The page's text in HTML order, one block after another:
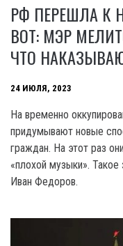
РФ ПЕРЕШЛА К
ВОТ: МЭР
ЧТО
24 ИЮЛЯ, 2023
На временно
придумывают новые
граждан. На этот раз
«плохой музыки».
Иван Федоров.